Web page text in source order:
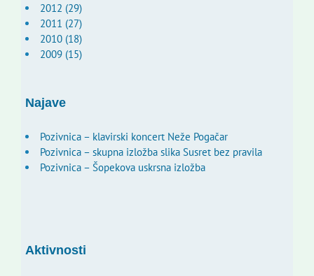
2012 (29)
2011 (27)
2010 (18)
2009 (15)
Najave
Pozivnica – klavirski koncert Neže Pogačar
Pozivnica – skupna izložba slika Susret bez pravila
Pozivnica – Šopekova uskrsna izložba
Aktivnosti